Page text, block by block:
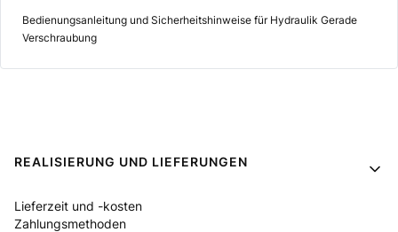
Bedienungsanleitung und Sicherheitshinweise für Hydraulik Gerade
Verschraubung
Fußzeilenmenü
REALISIERUNG UND LIEFERUNGEN
Lieferzeit und -kosten
Zahlungsmethoden